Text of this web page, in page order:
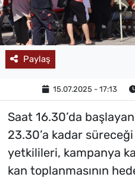
Paylaş
15.07.2025 - 17:13
Saat 16.30’da
23.30’a kadar
yetkilileri, kampanya
kan toplanmasının